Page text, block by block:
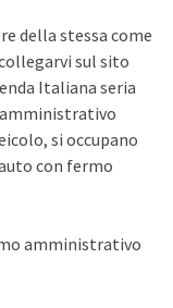
della stessa come
sul sito
Italiana seria
si occupano
con fermo
amministrativo